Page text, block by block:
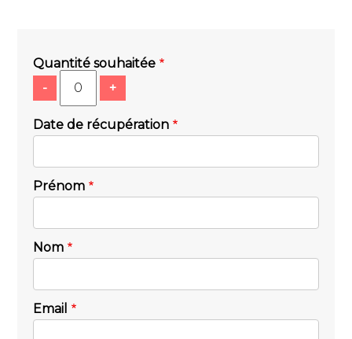
Quantité souhaitée
-
+
Date de récupération
Prénom
Nom
Email